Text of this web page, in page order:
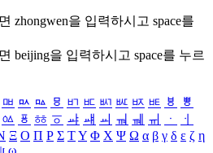
zhongwen을 입력하시고 space를
beijing을 입력하시고 space를 누르
ㅮ ㅯ ㅰ ㅱ ㅲ ㅳ ㅴ ㅵ ㅶ ㅷ ㅸ
ㅹ
ㆃ ㆄ ㆅ ㆆ ㆇ ㆈ ㆉ ㆊ ㆋ ㆌ ㆍ
ㆎ
Ξ Ο Π Ρ Σ ΤΥ Φ Χ Ψ Ω α β γ δ ε ζ η